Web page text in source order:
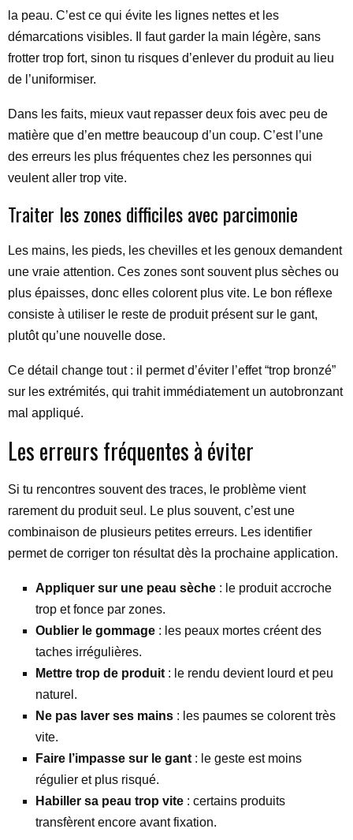
la peau. C’est ce qui évite les lignes nettes et les
démarcations visibles. Il faut garder la main légère, sans
frotter trop fort, sinon tu risques d’enlever du produit au lieu
de l’uniformiser.
Dans les faits, mieux vaut repasser deux fois avec peu de
matière que d’en mettre beaucoup d’un coup. C’est l’une
des erreurs les plus fréquentes chez les personnes qui
veulent aller trop vite.
Traiter les zones difficiles avec parcimonie
Les mains, les pieds, les chevilles et les genoux demandent
une vraie attention. Ces zones sont souvent plus sèches ou
plus épaisses, donc elles colorent plus vite. Le bon réflexe
consiste à utiliser le reste de produit présent sur le gant,
plutôt qu’une nouvelle dose.
Ce détail change tout : il permet d’éviter l’effet “trop bronzé”
sur les extrémités, qui trahit immédiatement un autobronzant
mal appliqué.
Les erreurs fréquentes à éviter
Si tu rencontres souvent des traces, le problème vient
rarement du produit seul. Le plus souvent, c’est une
combinaison de plusieurs petites erreurs. Les identifier
permet de corriger ton résultat dès la prochaine application.
Appliquer sur une peau sèche : le produit accroche
trop et fonce par zones.
Oublier le gommage : les peaux mortes créent des
taches irrégulières.
Mettre trop de produit : le rendu devient lourd et peu
naturel.
Ne pas laver ses mains : les paumes se colorent très
vite.
Faire l’impasse sur le gant : le geste est moins
régulier et plus risqué.
Habiller sa peau trop vite : certains produits
transfèrent encore avant fixation.